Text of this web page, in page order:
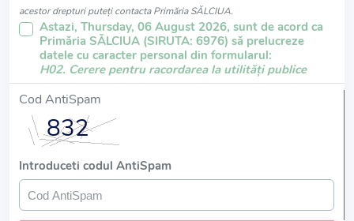
acestor drepturi puteți contacta Primăria SĂLCIUA.
Astazi, Thursday, 06 August 2026, sunt de acord ca
Primăria SĂLCIUA (SIRUTA: 6976) să prelucreze
datele cu caracter personal din formularul:
H02. Cerere pentru racordarea la utilități publice
Cod AntiSpam
Introduceti codul AntiSpam